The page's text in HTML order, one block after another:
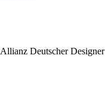
Allianz Deutscher Designer